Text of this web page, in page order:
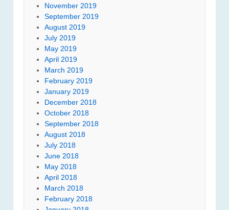
November 2019
September 2019
August 2019
July 2019
May 2019
April 2019
March 2019
February 2019
January 2019
December 2018
October 2018
September 2018
August 2018
July 2018
June 2018
May 2018
April 2018
March 2018
February 2018